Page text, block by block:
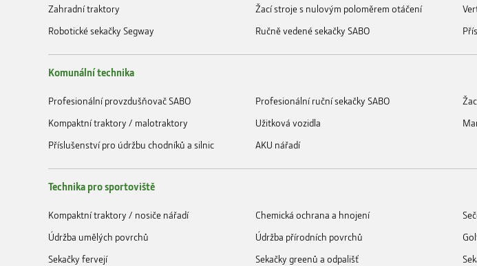
Zahradní traktory Žací stroje s nulovým poloměrem otáčení
Robotické sekačky Segway
Ručně vedené sekačky SABO
Komunální technika
Profesionální provzdušňovač SABO Profesionální ruční sekačky SABO
Kompaktní traktory / malotraktory
Užitková vozidla
Příslušenství pro údržbu chodníků a silnic
AKU nářadí
Technika pro sportoviště
Kompaktní traktory / nosiče nářadí Chemická ochrana a hnojení
Údržba umělých povrchů
Údržba přírodních povrchů
Sekačky fervejí
Sekačky greenů a odpališť